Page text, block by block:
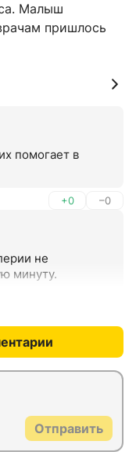
Малыш
пришлось
помогает в
+0 –0
не
минуту.
Отправить